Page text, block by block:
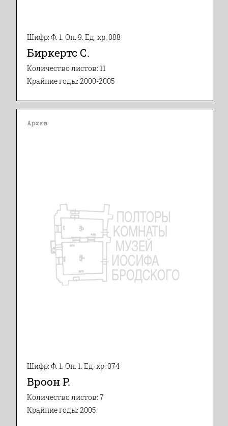
Шифр: Ф. 1. Оп. 9. Ед. хр. 088
Биркертс С.
Количество листов: 11
Крайние годы: 2000-2005
Архив
Шифр: Ф. 1. Оп. 1. Ед. хр. 074
Вроон Р.
Количество листов: 7
Крайние годы: 2005